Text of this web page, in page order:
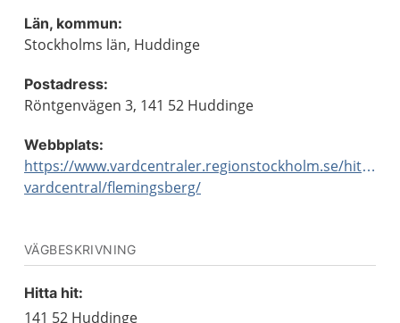
Län, kommun:
Stockholms län, Huddinge
Postadress:
Röntgenvägen 3, 141 52 Huddinge
Webbplats:
https://www.vardcentraler.regionstockholm.se/hitta-
vardcentral/flemingsberg/
VÄGBESKRIVNING
Hitta hit:
141 52 Huddinge